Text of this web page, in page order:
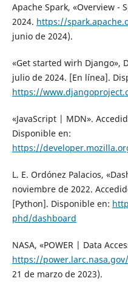
Apache Spark, «Overview -
2024. https://
junio de 2024).
«Get started wirh Django»,
julio de 2024. [En línea].
https://
«JavaScript | MDN».
Disponible en:
https://
L. E. Ordónez Palacios,
noviembre de 2022.
[Python]. Disponible en:
phd/dashboard
NASA, «POWER | Data
https://
21 de marzo de 2023).